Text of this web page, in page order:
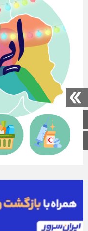
صفحه اصلی
اینستاگرام